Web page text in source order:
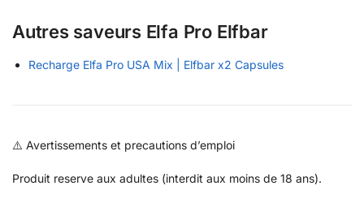
Autres saveurs Elfa Pro Elfbar
Recharge Elfa Pro USA Mix | Elfbar x2 Capsules
⚠️ Avertissements et precautions d’emploi
Produit reserve aux adultes (interdit aux moins de 18 ans).